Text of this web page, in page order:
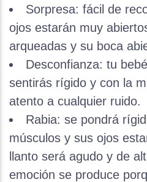
Sorpresa: fácil de
ojos estarán muy
arqueadas y su boca
Desconfianza: tu
sentirás rígido y con la
atento a cualquier ruido.
Rabia: se pondrá
músculos y sus ojos
llanto será agudo y de
emoción se produce